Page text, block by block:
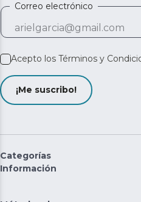
Correo electrónico
Acepto los Términos y
¡Me suscribo!
Categorías
Información